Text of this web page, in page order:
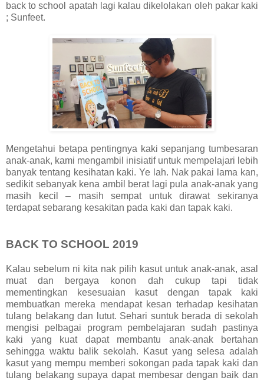
back to school apatah lagi kalau dikelolakan oleh pakar kaki
; Sunfeet.
Mengetahui betapa pentingnya kaki sepanjang tumbesaran
anak-anak, kami mengambil inisiatif untuk mempelajari lebih
banyak tentang kesihatan kaki. Ye lah. Nak pakai lama kan,
sedikit sebanyak kena ambil berat lagi pula anak-anak yang
masih kecil – masih sempat untuk dirawat sekiranya
terdapat sebarang kesakitan pada kaki dan tapak kaki.
BACK TO SCHOOL 2019
Kalau sebelum ni kita nak pilih kasut untuk anak-anak, asal
muat dan bergaya konon dah cukup tapi tidak
mementingkan kesesuaian kasut dengan tapak kaki
membuatkan mereka mendapat kesan terhadap kesihatan
tulang belakang dan lutut. Sehari suntuk berada di sekolah
mengisi pelbagai program pembelajaran sudah pastinya
kaki yang kuat dapat membantu anak-anak bertahan
sehingga waktu balik sekolah. Kasut yang selesa adalah
kasut yang mempu memberi sokongan pada tapak kaki dan
tulang belakang supaya dapat membesar dengan baik dan